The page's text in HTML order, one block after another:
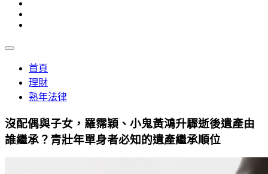
首頁
理財
熟年法律
沒配偶與子女，羅霈穎、小鬼黃鴻升驟逝後遺產由
誰繼承？青壯年單身者必知的遺產繼承順位